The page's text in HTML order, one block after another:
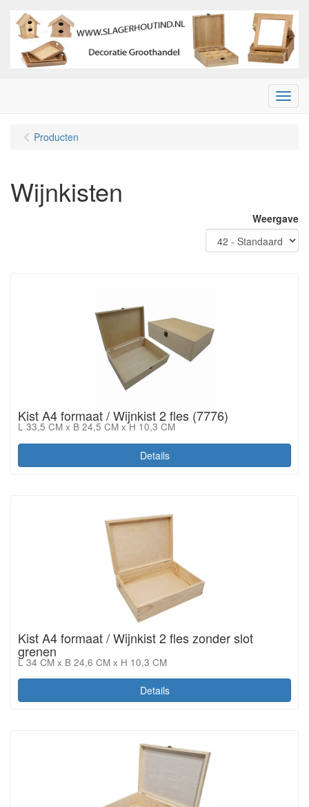
Menu
Producten
Wijnkisten
Weergave
Kist A4 formaat / Wijnkist 2 fles (7776)
L 33,5 CM x B 24,5 CM x H 10,3 CM
Details
Kist A4 formaat / Wijnkist 2 fles zonder slot
grenen
L 34 CM x B 24,6 CM x H 10,3 CM
Details